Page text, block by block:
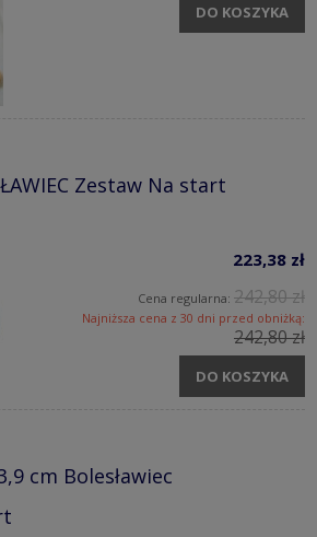
DO KOSZYKA
Zestaw Na start
223,38 zł
Cena regularna: 242,80 zł
Najniższa cena z 30 dni przed obniżką:
242,80 zł
DO KOSZYKA
cm Bolesławiec